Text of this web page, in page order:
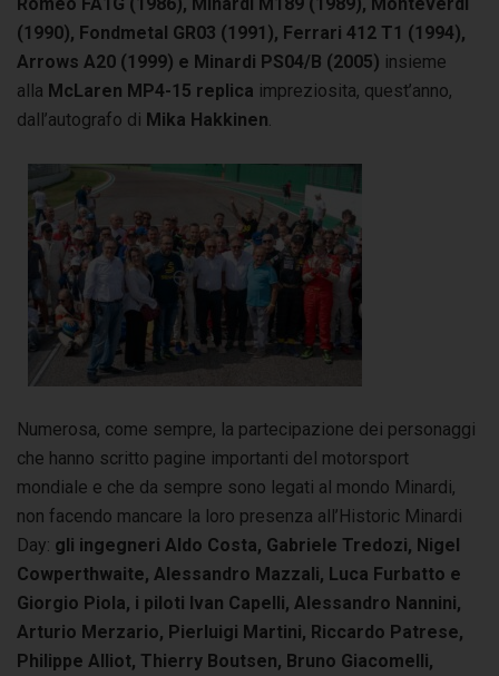
(1990), Fondmetal GR03 (1991), Ferrari 412 T1 (1994),
Arrows A20 (1999) e Minardi PS04/B (2005) insieme
alla McLaren MP4-15 replica impreziosita, quest’anno,
dall’autografo di Mika Hakkinen
Numerosa, come sempre, la partecipazione dei personaggi
che hanno scritto pagine importanti del motorsport
mondiale e che da sempre sono legati al mondo Minardi,
non facendo mancare la loro presenza all’Historic Minardi
Day: gli ingegneri Aldo Costa, Gabriele Tredozi, Nigel
Cowperthwaite, Alessandro Mazzali, Luca Furbatto e
Giorgio Piola, i piloti Ivan Capelli, Alessandro Nannini,
Arturio Merzario, Pierluigi Martini, Riccardo Patrese,
Philippe Alliot, Thierry Boutsen, Bruno Giacomelli,